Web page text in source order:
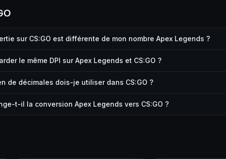
sur CS:GO est différente de mon nombre Apex Legends ?
le même DPI sur Apex Legends et CS:GO ?
de décimales dois-je utiliser dans CS:GO ?
t-il la conversion Apex Legends vers CS:GO ?